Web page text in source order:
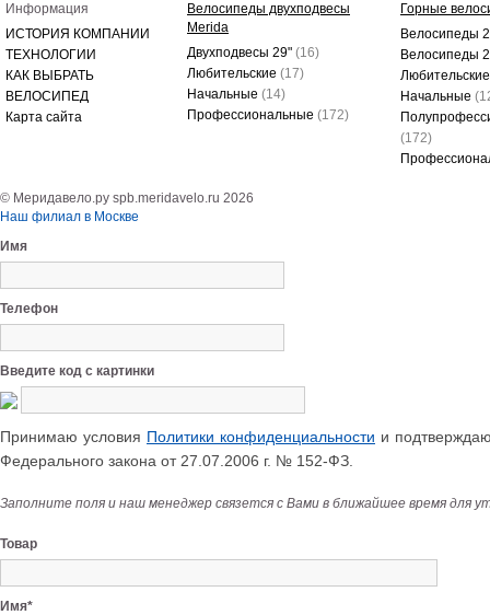
Информация
ИСТОРИЯ КОМПАНИИ
ТЕХНОЛОГИИ
КАК ВЫБРАТЬ
ВЕЛОСИПЕД
Карта сайта
Велосипеды двухподвесы
Merida
Двухподвесы 29" (16)
Любительские (17)
Начальные (14)
Профессиональные (172)
Горные
Велосипеды
Велосипеды
Начальные
(172)
© Меридавело.ру spb.meridavelo.ru 2026
Наш филиал в Москве
Имя
Телефон
Введите код с картинки
Принимаю условия Политики конфиденциальности и
Федерального закона от 27.07.2006 г. № 152-ФЗ.
Заполните поля и наш менеджер связется с Вами в ближайшее время для
Товар
Имя*